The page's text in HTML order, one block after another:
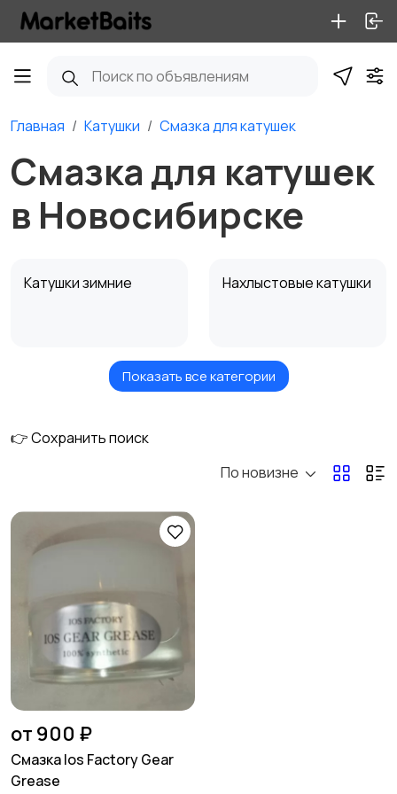
Главная Катушки Смазка для катушек
Смазка для катушек
в Новосибирске
Катушки зимние Нахлыстовые катушки
Инерционные
Шпули для катушек
катушек
Мультипликаторные
Безынерционные
катушки
Показать все категории
👉 Сохранить поиск
По новизне
от 900 ₽
Смазка Ios Factory Gear
Grease